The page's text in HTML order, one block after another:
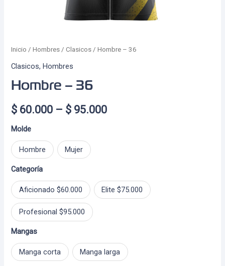
Inicio /Hombres /Clasicos / Hombre – 36
Clasicos,Hombres
Hombre – 36
$ 60.000 – $ 95.000Price
$ 95.000
Molde
Hombre Mujer
Categoría
Aficionado $60.000 Elite $75.000
Profesional $95.000
Mangas
Manga corta Manga larga